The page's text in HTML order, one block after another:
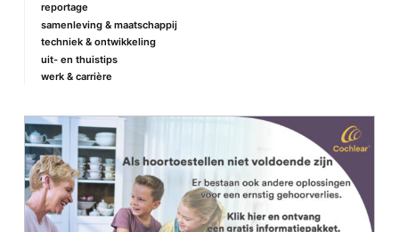
E-mail*
reportage
samenleving & maatschappij
techniek & ontwikkeling
uit- en thuistips
werk & carrière